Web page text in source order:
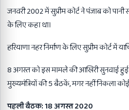
जनवरी 2002 में सुप्रीम कोर्ट ने पंजाब को
के लिए कहा था।
हरियाणा नहर निर्माण के लिए सुप्रीम कोर्ट में
8 अगस्त को इस मामले की आखिरी सुनवाई हुई
मुख्यमंत्रियों की 5 बैठकें, मगर नहीं निकला
पहली बैठक: 18 अगस्त 2020